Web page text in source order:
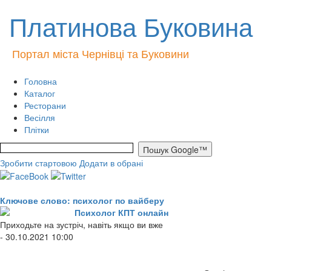
Платинова Буковина
Портал міста Чернівці та Буковини
Головна
Каталог
Ресторани
Весілля
Плітки
Зробити стартовою Додати в обрані
Ключове слово: психолог по вайберу
Психолог КПТ онлайн
Приходьте на зустріч, навіть якщо ви вже
- 30.10.2021 10:00